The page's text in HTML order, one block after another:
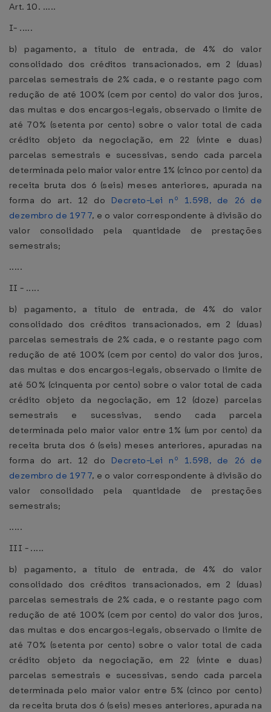
Art. 10. .....
I- .....
b) pagamento, a título de entrada, de 4% do valor
consolidado dos créditos transacionados, em 2 (duas)
parcelas semestrais de 2% cada, e o restante pago com
redução de até 100% (cem por cento) do valor dos juros,
das multas e dos encargos-legais, observado o limite de
até 70% (setenta por cento) sobre o valor total de cada
crédito objeto da negociação, em 22 (vinte e duas)
parcelas semestrais e sucessivas, sendo cada parcela
determinada pelo maior valor entre 1% (cinco por cento) da
receita bruta dos 6 (seis) meses anteriores, apurada na
forma do art. 12 do Decreto-Lei nº 1.598, de 26 de
dezembro de 1977, e o valor correspondente à divisão do
valor consolidado pela quantidade de prestações
semestrais;
.....
II - .....
b) pagamento, a título de entrada, de 4% do valor
consolidado dos créditos transacionados, em 2 (duas)
parcelas semestrais de 2% cada, e o restante pago com
redução de até 100% (cem por cento) do valor dos juros,
das multas e dos encargos-legais, observado o limite de
até 50% (cinquenta por cento) sobre o valor total de cada
crédito objeto da negociação, em 12 (doze) parcelas
semestrais e sucessivas, sendo cada parcela
determinada pelo maior valor entre 1% (um por cento) da
receita bruta dos 6 (seis) meses anteriores, apuradas na
forma do art. 12 do Decreto-Lei nº 1.598, de 26 de
dezembro de 1977, e o valor correspondente à divisão do
valor consolidado pela quantidade de prestações
semestrais;
.....
III - .....
b) pagamento, a título de entrada, de 4% do valor
consolidado dos créditos transacionados, em 2 (duas)
parcelas semestrais de 2% cada, e o restante pago com
redução de até 100% (cem por cento) do valor dos juros,
das multas e dos encargos-legais, observado o limite de
até 70% (setenta por cento) sobre o valor total de cada
crédito objeto da negociação, em 22 (vinte e duas)
parcelas semestrais e sucessivas, sendo cada parcela
determinada pelo maior valor entre 5% (cinco por cento)
da receita bruta dos 6 (seis) meses anteriores, apurada na